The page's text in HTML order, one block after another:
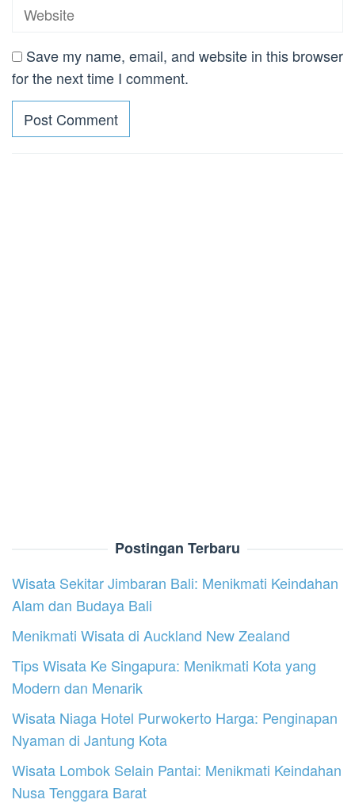
Save my name, email, and website in this browser
for the next time I comment.
Postingan Terbaru
Wisata Sekitar Jimbaran Bali: Menikmati Keindahan
Alam dan Budaya Bali
Menikmati Wisata di Auckland New Zealand
Tips Wisata Ke Singapura: Menikmati Kota yang
Modern dan Menarik
Wisata Niaga Hotel Purwokerto Harga: Penginapan
Nyaman di Jantung Kota
Wisata Lombok Selain Pantai: Menikmati Keindahan
Nusa Tenggara Barat